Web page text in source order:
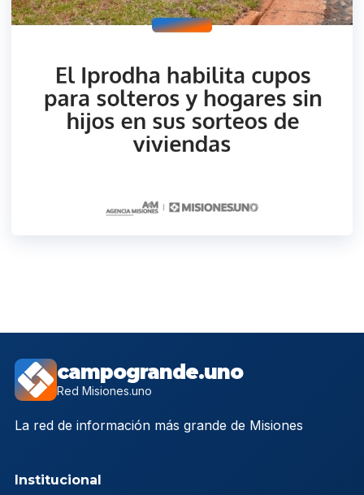
campogrande.uno
Red Misiones.uno
La red de información más grande de Misiones
Institucional